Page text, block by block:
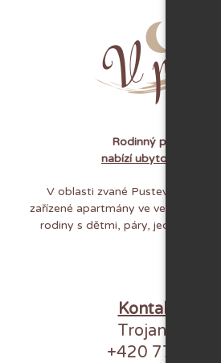
Rodinný penzion V
nabízí ubytování v
V oblasti zvané Pustevny na Vás
zařízené apartmány ve
rodiny s dětmi, páry, jednotlivce i
Kontaktujte
Trojanovice
+420 775 869